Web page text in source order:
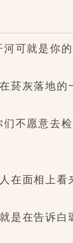
可就是你的
灰落地的
不愿意去
面相上看
在告诉白